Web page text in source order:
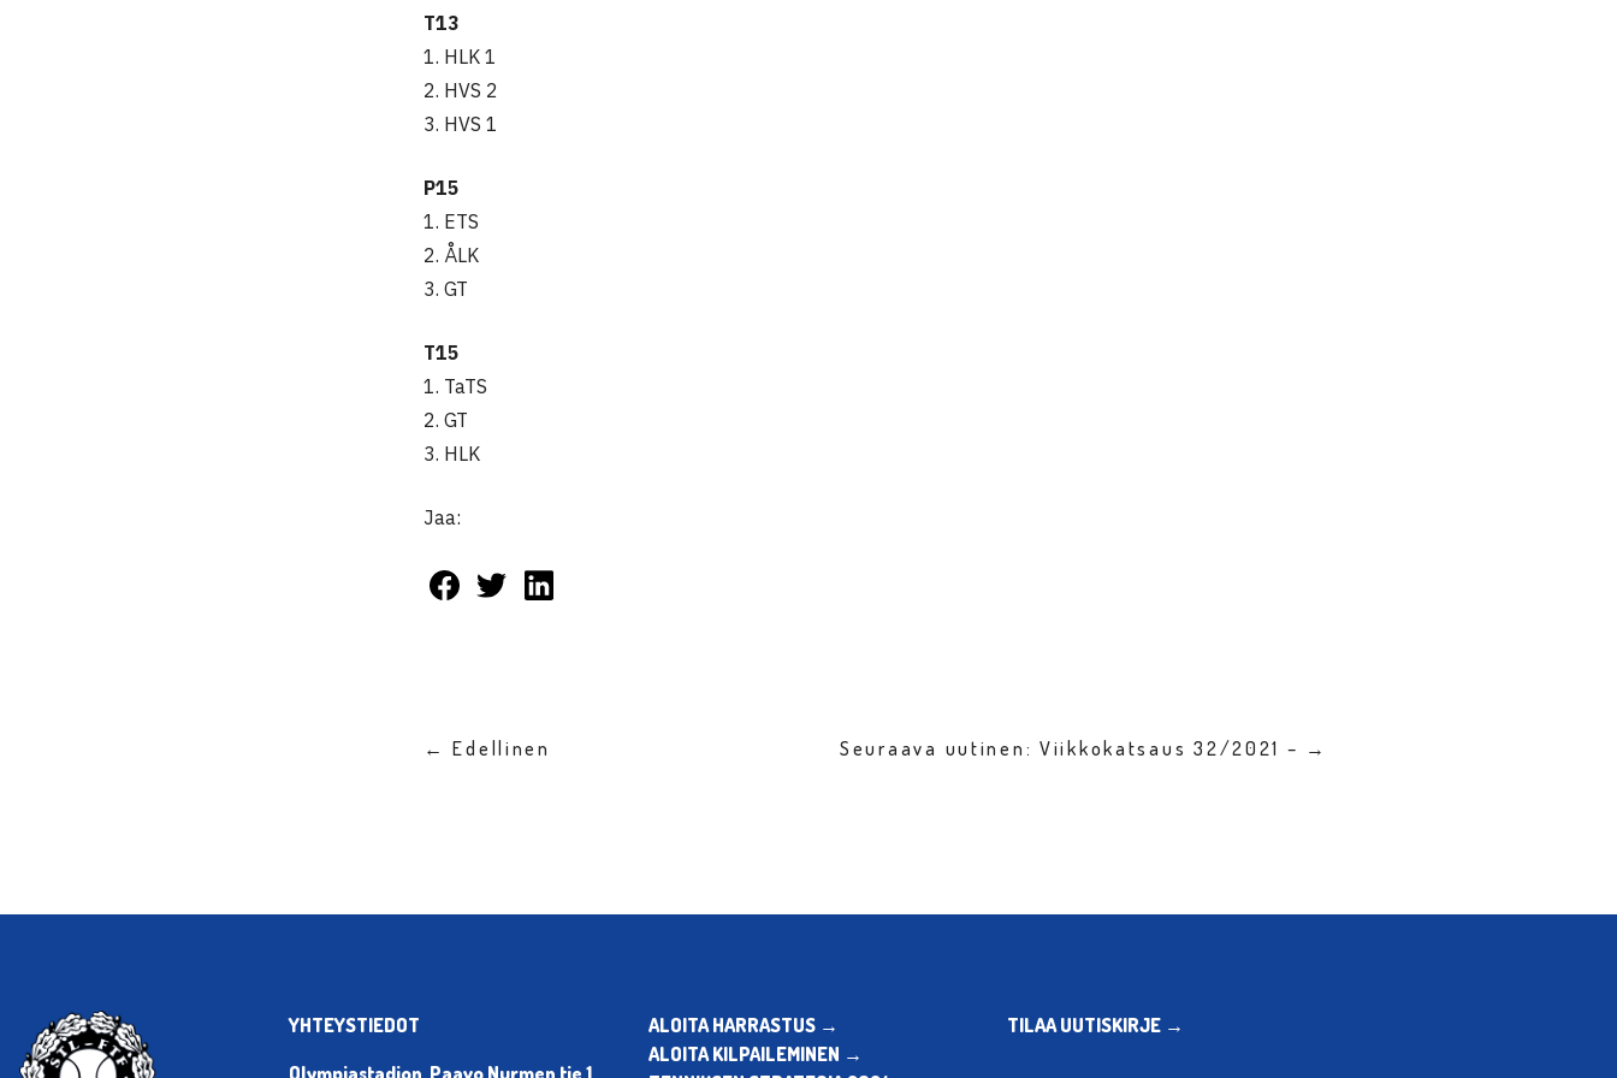
T13
1. HLK 1
2. HVS 2
3. HVS 1
P15
1. ETS
2. ÅLK
3. GT
T15
1. TaTS
2. GT
3. HLK
Jaa:
← Edellinen Seuraava uutinen: Viikkokatsaus 32/2021 – →
YHTEYSTIEDOT
ALOITA HARRASTUS →
ALOITA KILPAILEMINEN →
TILAA UUTISKIRJE →